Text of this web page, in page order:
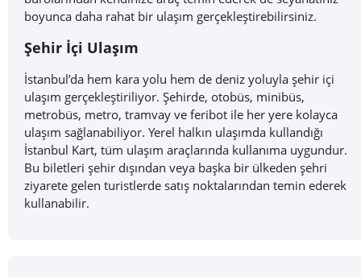
boyunca daha rahat bir ulaşım gerçekleştirebilirsiniz.
Şehir İçi Ulaşım
İstanbul’da hem kara yolu hem de deniz yoluyla şehir içi
ulaşım gerçekleştiriliyor. Şehirde, otobüs, minibüs,
metrobüs, metro, tramvay ve feribot ile her yere kolayca
ulaşım sağlanabiliyor. Yerel halkın ulaşımda kullandığı
İstanbul Kart, tüm ulaşım araçlarında kullanıma uygundur.
Bu biletleri şehir dışından veya başka bir ülkeden şehri
ziyarete gelen turistlerde satış noktalarından temin ederek
kullanabilir.